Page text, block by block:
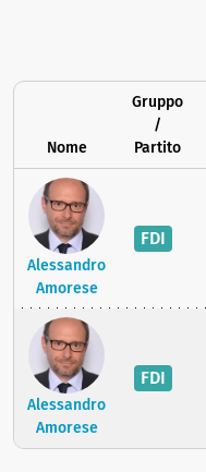
Nome
Gruppo
/
Partito
Alessandro
Amorese
FDI
Alessandro
Amorese
FDI